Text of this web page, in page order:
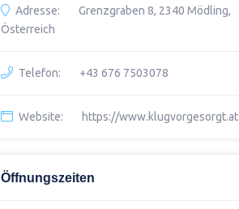
Adresse:
Grenzgraben 8, 2340 Mödling,
Österreich
Telefon: +43 676 7503078
Website: https://www.klugvorgesorgt.at
Öffnungszeiten